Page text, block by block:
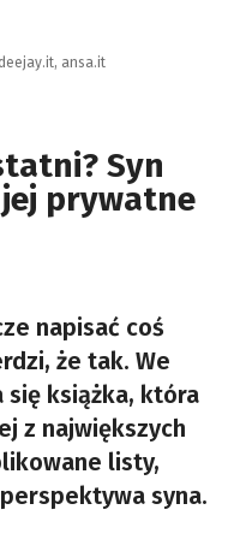
Syn
prywatne
napisać coś
że tak. We
się książka, która
z największych
listy,
syna.
ansa.it